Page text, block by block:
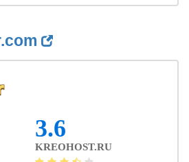
3.6
KREOHOST.RU